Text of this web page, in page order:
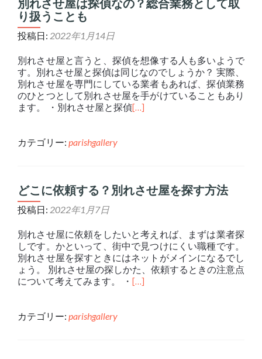
別れさせ屋は探偵なの？総合業務として取
り扱うことも
投稿日: 2022年1月14日
別れさせ屋と言うと、探偵を想像する人も多いようで
す。別れさせ屋と探偵は同じなのでしょうか？ 実際、
別れさせ屋を専門にしている業者もあれば、探偵業務
のひとつとして別れさせ屋を手がけていることもあり
ます。 ・別れさせ屋と探偵[…]
カテゴリー: parishgallery
どこに依頼する？別れさせ屋を探す方法
投稿日: 2022年1月7日
別れさせ屋に依頼をしたいと考えれば、まずは業者探
しです。かといって、街中で見つけにくい職種です。
別れさせ屋を探すときにはネットがメインになるでし
ょう。 別れさせ屋の探しかた、依頼するときの注意点
について考えてみます。 ・ […]
カテゴリー: parishgallery